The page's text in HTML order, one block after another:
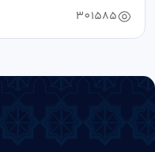
301585